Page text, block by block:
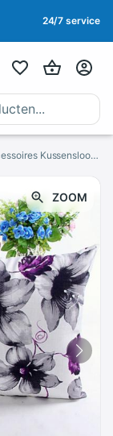
24/7 service
Tops Bloemen Gedrukt Home Decor Accessoires Kussensloop Patroon Sofa Bed Kamer Decoratie Kussenhoes Дакимакура Наволочки
ZOOM